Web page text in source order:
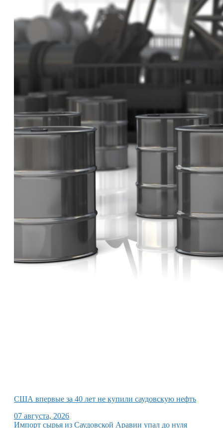
США впервые за 40 лет не купили саудовскую нефть
07 августа, 2026
Импорт сырья из Саудовской Аравии упал до нуля